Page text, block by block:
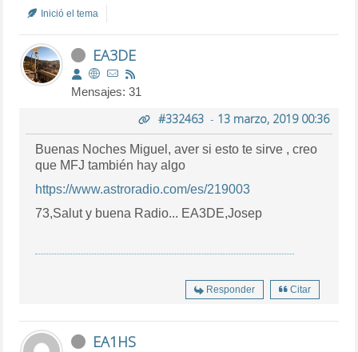
Inició el tema
EA3DE
Mensajes: 31
#332463- 13 marzo, 2019 00:36
Buenas Noches Miguel, aver si esto te sirve , creo
que MFJ también hay algo
https://www.astroradio.com/es/219003
73,Salut y buena Radio... EA3DE,Josep
Responder Citar
EA1HS